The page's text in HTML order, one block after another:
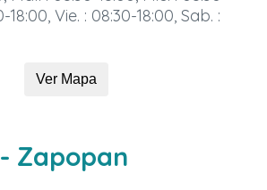
18:00, Vie. : 08:30-18:00, Sab. :
Ver Mapa
- Zapopan